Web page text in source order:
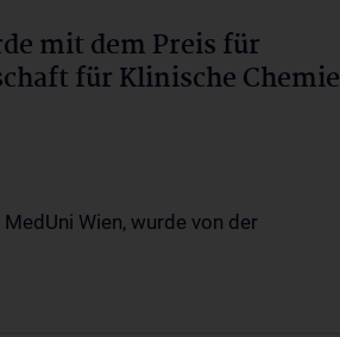
mit dem Preis für
für Klinische Chemie
Wien, wurde von der